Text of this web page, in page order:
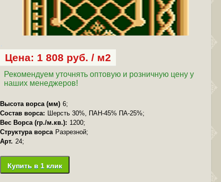
Цена: 1 808 руб. / м2
Рекомендуем уточнять оптовую и розничную цену у
наших менеджеров!
Высота ворса (мм) 6;
Состав ворса: Шерсть 30%, ПАН-45% ПА-25%;
Вес Ворса (гр./м.кв.): 1200;
Структура ворса Разрезной;
Арт. 24;
Купить в 1 клик